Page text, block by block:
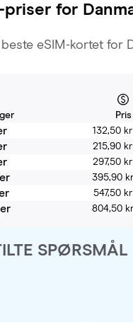
priser for
eSIM-kortet for
Pris
132,50 kr
215,90 kr
297,50 kr
395,90 kr
547,50 kr
804,50 kr
SPØRSMÅL